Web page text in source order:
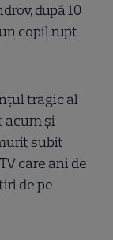
după 10
copil rupt
tragic al
acum și
subit
care ani de
de pe